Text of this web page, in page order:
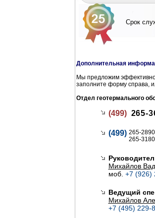
Срок
Дополнительная
Мы предложим
заполните форму справа,
Отдел геотермального
(499) 265-
(499) 265-2890
265-
Михайлов
моб. +7 (926)
Ведущий
Михайлов
+7 (495) 229-